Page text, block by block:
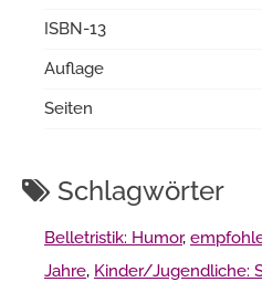
ISBN-13
Auflage
Seiten
Schlagwörter
Belletristik: Humor,
Jahre, Kinder/Jugendliche: